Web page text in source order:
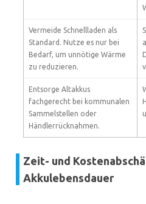
Vermeide Schnellladen als
Standard. Nutze es nur bei
Bedarf, um unnötige Wärme
zu reduzieren.
Entsorge Altakkus
fachgerecht bei kommunalen
Sammelstellen oder
Händlerrücknahmen.
Zeit- und
Akkulebensdauer